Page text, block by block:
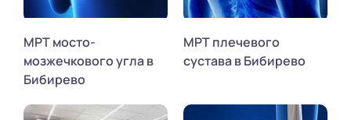
МРТ мосто-
мозжечкового угла в
Бибирево
МРТ плечевого
сустава в Бибирево